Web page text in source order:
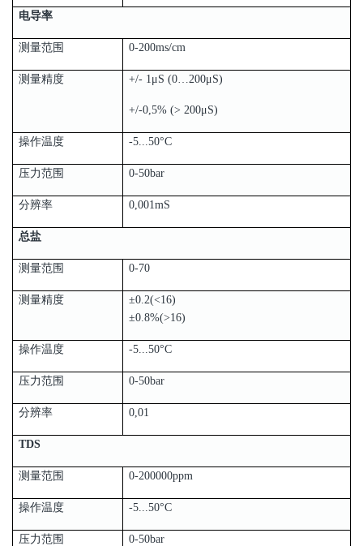
电导率
测量范围 0-200ms/cm
测量精度 +/- 1μS (0…200μS)
+/-0,5% (> 200μS)
操作温度 -5...50°C
压力范围 0-50bar
分辨率 0,001mS
总盐
测量范围 0-70
测量精度
±0.2(<16)
±0.8%(>16)
操作温度 -5...50°C
压力范围 0-50bar
分辨率 0,01
TDS
测量范围 0-200000ppm
操作温度 -5...50°C
压力范围 0-50bar